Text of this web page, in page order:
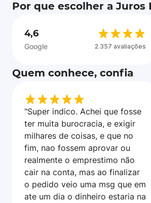
Por que escolher a Juros
4,6
Google 2.357 avaliações
Quem conhece, confia
"Super indico. Achei que fosse
ter muita burocracia, e exigir
milhares de coisas, e que no
fim, nao fossem aprovar ou
realmente o emprestimo não
cair na conta, mas ao finalizar
o pedido veio uma msg que em
ate um dia o dinheiro estaria na